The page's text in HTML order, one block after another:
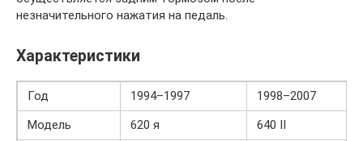
незначительного нажатия на педаль.
Характеристики
Год 1994–1997
1998–2007
Модель
620 я 640 II